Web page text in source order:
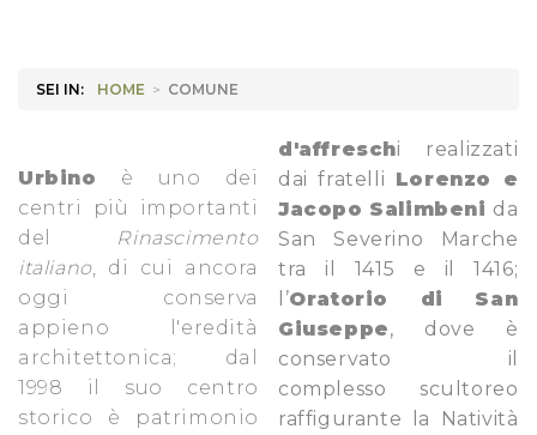
SEI IN: HOME > COMUNE
Urbino è uno dei
centri più importanti
del
Rinascimento
italiano, di cui ancora
oggi conserva
appieno l'eredità
architettonica; dal
1998 il suo centro
storico è patrimonio
d'affreschi realizzati
dai fratelli Lorenzo e
Jacopo Salimbeni da
San Severino Marche
tra il 1415 e il 1416;
l’Oratorio di San
Giuseppe, dove è
conservato il
complesso scultoreo
raffigurante la Natività